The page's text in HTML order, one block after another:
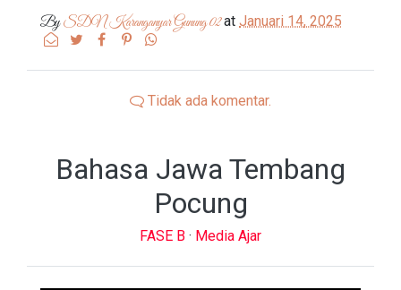
BySDN Karanganyar Gunung 02at Januari 14, 2025
Tidak ada komentar.
Bahasa Jawa Tembang
Pocung
FASE B · Media Ajar